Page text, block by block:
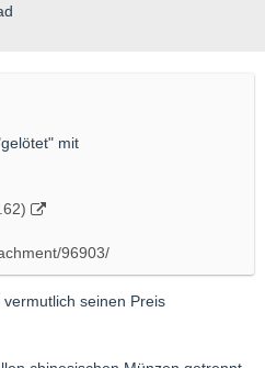
mit
96903/
seinen Preis